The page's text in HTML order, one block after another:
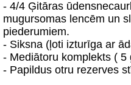
- 4/4 Ģitāras
mugursomas lencēm un
piederumiem.
- Siksna (ļoti izturīga ar
- Mediātoru komplekts (
- Papildus otru rezerves